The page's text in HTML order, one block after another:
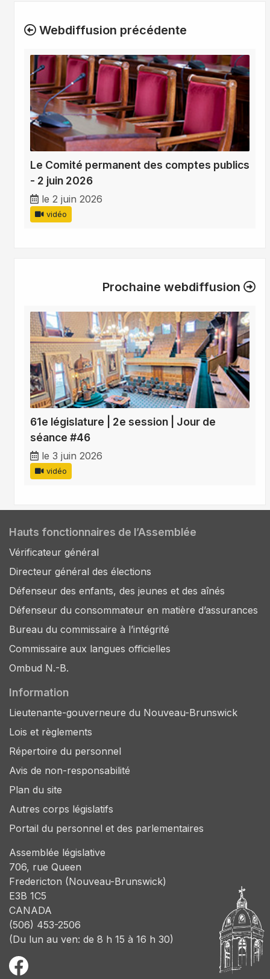
Webdiffusion précédente
Le Comité permanent des comptes publics
- 2 juin 2026
le 2 juin 2026
vidéo
Prochaine webdiffusion
61e législature | 2e session | Jour de
séance #46
le 3 juin 2026
vidéo
Hauts fonctionnaires de l’Assemblée
Vérificateur général
Directeur général des élections
Défenseur des enfants, des jeunes et des aînés
Défenseur du consommateur en matière d’assurances
Bureau du commissaire à l’intégrité
Commissaire aux langues officielles
Ombud N.-B.
Information
Lieutenante-gouverneure du Nouveau-Brunswick
Lois et règlements
Répertoire du personnel
Avis de non-responsabilité
Plan du site
Autres corps législatifs
Portail du personnel et des parlementaires
Assemblée législative
706, rue Queen
Fredericton (Nouveau-Brunswick)
E3B 1C5
CANADA
(506) 453-2506
(Du lun au ven: de 8 h 15 à 16 h 30)